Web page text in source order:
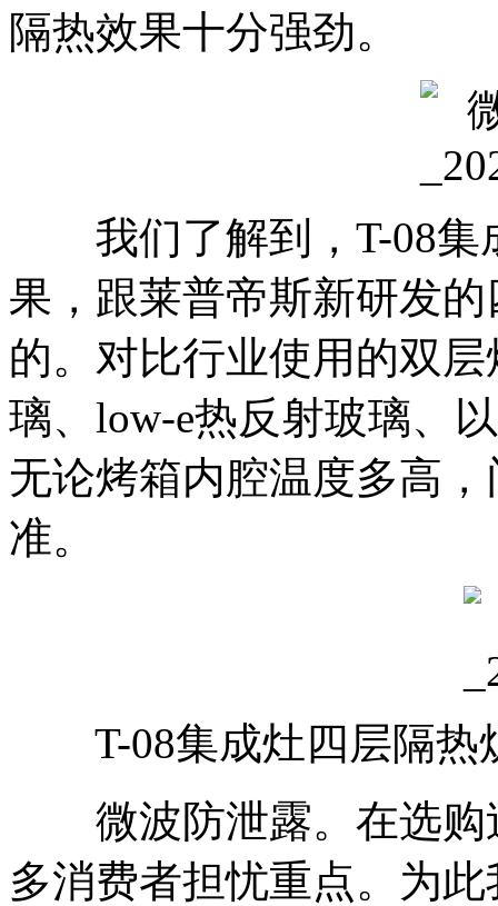
隔热效果十分强劲。
我们了解到，T-08集
果，跟莱普帝斯新研发
的。对比行业使用的双
璃、low-e热反射玻璃、
无论烤箱内腔温度多高
准。
T-08集成灶四层隔热
微波防泄露。在选购
多消费者担忧重点。为